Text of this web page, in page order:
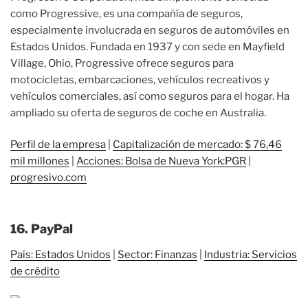
como Progressive, es una compañía de seguros,
especialmente involucrada en seguros de automóviles en
Estados Unidos. Fundada en 1937 y con sede en Mayfield
Village, Ohio, Progressive ofrece seguros para
motocicletas, embarcaciones, vehículos recreativos y
vehículos comerciales, así como seguros para el hogar. Ha
ampliado su oferta de seguros de coche en Australia.
Perfil de la empresa
Capitalización de mercado: $ 76,46
mil millones
Acciones: Bolsa de Nueva York:PGR
progresivo.com
16. PayPal
País: Estados Unidos Sector: Finanzas
Industria: Servicios
de crédito